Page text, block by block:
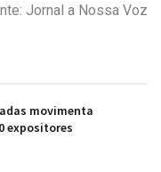
Jornal a Nossa Voz
movimenta
expositores